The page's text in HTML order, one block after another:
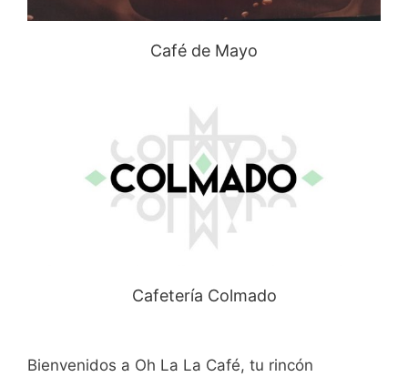
Café de Mayo
Cafetería Colmado
Bienvenidos a Oh La La Café, tu rincón